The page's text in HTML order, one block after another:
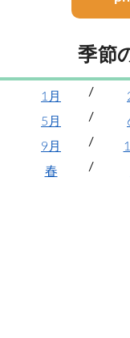
季節
1月
5月
9月
春